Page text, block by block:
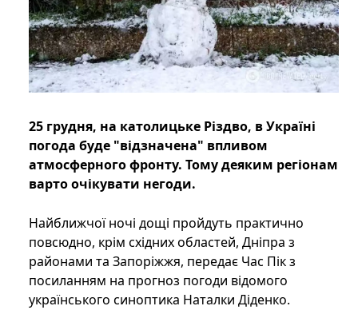
25 грудня, на католицьке Різдво, в Україні
погода буде "відзначена" впливом
атмосферного фронту. Тому деяким регіонам
варто очікувати негоди.
Найближчої ночі дощі пройдуть практично
повсюдно, крім східних областей, Дніпра з
районами та Запоріжжя, передає Час Пік з
посиланням на прогноз погоди відомого
українського синоптика Наталки Діденко.